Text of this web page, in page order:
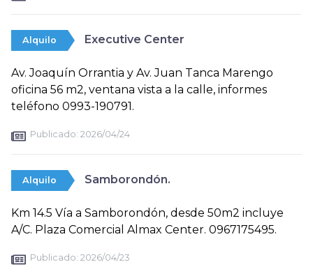
Alquilo Executive Center
Av. Joaquín Orrantia y Av. Juan Tanca Marengo
oficina 56 m2, ventana vista a la calle, informes
teléfono 0993-190791.
Publicado: 2026/04/24
Alquilo Samborondón.
Km 14.5 Vía a Samborondón, desde 50m2 incluye
A/C. Plaza Comercial Almax Center. 0967175495.
Publicado: 2026/04/23